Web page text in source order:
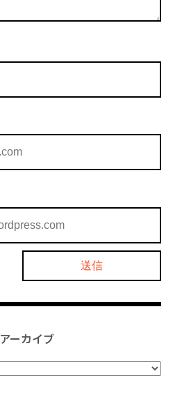
アーカイブ